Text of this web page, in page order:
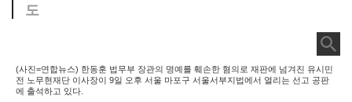
도
(사진=연합뉴스) 한동훈 법무부 장관의 명예를 훼손한 혐의로 재판에 넘겨진 유시민
전 노무현재단 이사장이 9일 오후 서울 마포구 서울서부지법에서 열리는 선고 공판
에 출석하고 있다.